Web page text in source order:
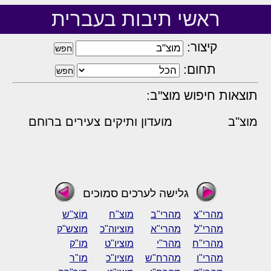
ראשי תיבות בעברית
קיצור:
תחום:
תוצאות חיפוש מוצ"ב:
מוצ"ב מועדון ותיקים צעירים ברוחם
גלישה לערכים סמוכים
מהרי"צ מהרי"ב מוצ"ח
מוֹצָ"ש
מהרי"ל
מהרי"א מוציוה"כ
מוצש"ק
מהרי"ח
מהר"י מוציו"ט
מו"ק
מהרי"ו
מהרח"ש מוציו"כ
מו"ר